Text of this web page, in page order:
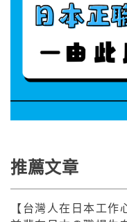
推薦文章
【台灣人在日本工